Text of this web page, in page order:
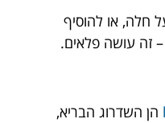
חלה, או להוסיף
זה עושה פלאים.
הן השדרוג הבריא,